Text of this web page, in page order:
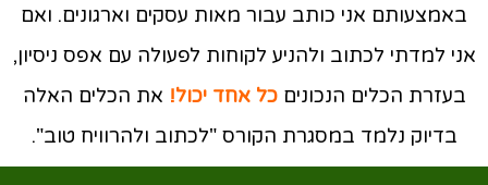
באמצעותם אני כותב עבור מאות עסקים וארגונים. ואם
אני למדתי לכתוב ולהניע לקוחות לפעולה עם אפס ניסיון,
בעזרת הכלים הנכוניםכל אחד יכול! את הכלים האלה
בדיוק נלמד במסגרת הקורס "לכתוב ולהרוויח טוב".